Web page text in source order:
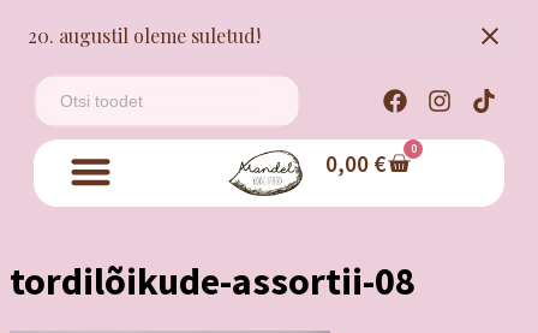
20. augustil oleme suletud!
0,00 € 0
tordilõikude-assortii-08